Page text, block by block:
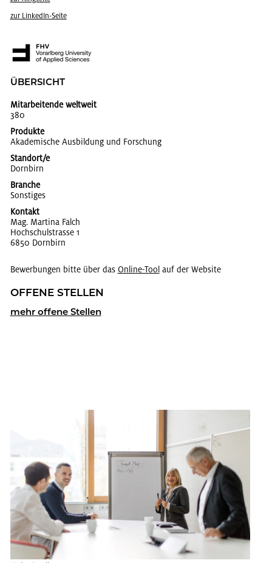
zur Lin­kedIn-Seite
ÜBER­SICHT
Mitarbeitende weltweit
380
Produkte
Aka­de­mi­sche Aus­bil­dung und For­schung
Standort/e
Dorn­birn
Branche
Sons­ti­ges
Kontakt
Mag. Mar­ti­na Falch
Hoch­schul­stras­se 1
6850 Dorn­birn
Bewerbungen bitte über das On­line-Tool auf der Website
OF­FE­NE STEL­LEN
mehr of­fe­ne Stel­len